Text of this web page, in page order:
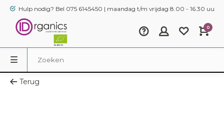
Hulp nodig? Bel 075 6145450 | maandag t/m vrijdag 8.00 - 16.30 uur
0
Terug